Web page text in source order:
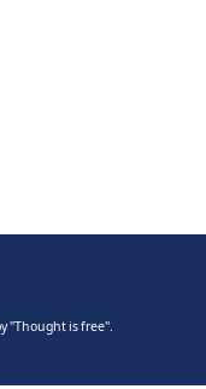
"Thought is free".